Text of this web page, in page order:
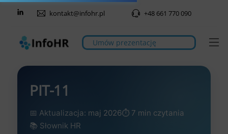
Skip
kontakt@infohr.pl +48 661 770 090
Umów prezentację
PIT-11
📅 Aktualizacja: maj 2026⏱️ 7 min czytania
📚 Słownik HR